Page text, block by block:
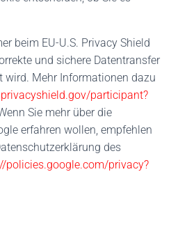
beim EU-U.S. Privacy Shield
und sichere Datentransfer
wird. Mehr Informationen dazu
participant?
Sie mehr über die
erfahren wollen, empfehlen
des
policies.google.com/privacy?